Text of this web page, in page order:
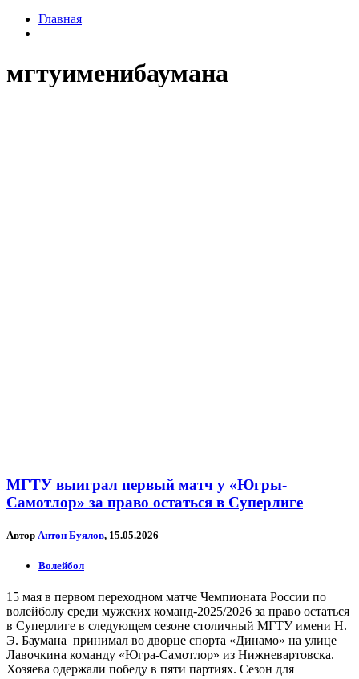
Главная
мгтуименибаумана
МГТУ выиграл первый матч у «Югры-
Самотлор» за право остаться в Суперлиге
Автор Антон Буялов, 15.05.2026
Волейбол
15 мая в первом переходном матче Чемпионата России по
волейболу среди мужских команд-2025/2026 за право остаться
в Суперлиге в следующем сезоне столичный МГТУ имени Н.
Э. Баумана принимал во дворце спорта «Динамо» на улице
Лавочкина команду «Югра-Самотлор» из Нижневартовска.
Хозяева одержали победу в пяти партиях. Сезон для